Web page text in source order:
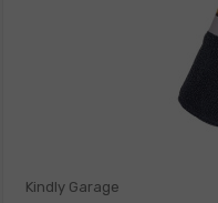
Kindly Garage